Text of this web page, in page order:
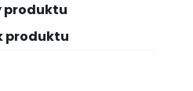
produktu
produktu